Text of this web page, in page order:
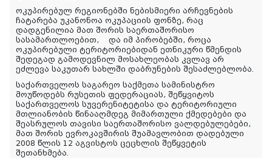
ოკუპირებულ რეგიონებში ნებისმიერი არჩევნების
ჩატარება უკანონოა ოკუპაციის ფონზე, რაც
დადგენილია მათ შორის საერთაშორისო
სასამართლოებით,
და იმ პირობებში, როცა
ოკუპირებული ტერიტორიებიდან ეთნიკური წმენდის
შედეგად გამოდევნილ მოსახლეობას კვლავ არ
ეძლევა საკუთარ სახლში დაბრუნების შესაძლებლობა.
საქართველოს საგარეო საქმეთა სამინისტრო
მოუწოდებს რუსეთის ფედერაციას, შეწყვიტოს
საქართველოს სუვერენიტეტისა და ტერიტორიული
მთლიანობის წინააღმდეგ მიმართული ქმედებები და
შეასრულოს თავისი საერთაშორისო ვალდებულებები,
მათ შორის ევროკავშირის შუამავლობით დადებული
2008 წლის 12 აგვისტოს ცეცხლის შეწყვეტის
შეთანხმება.